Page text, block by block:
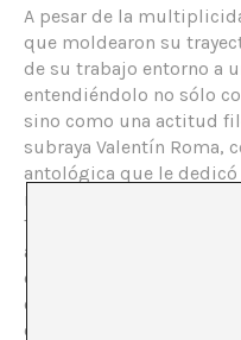
A pesar de la
que moldearon su
de su trabajo entorno a
entendiéndolo no sólo
sino como una actitud
subraya Valentín Roma,
antológica que le
mediados del pasado
Tres el silencio es “una
absoluto” [
evidenciar la ruidosa
como una práctica
el sentido real y